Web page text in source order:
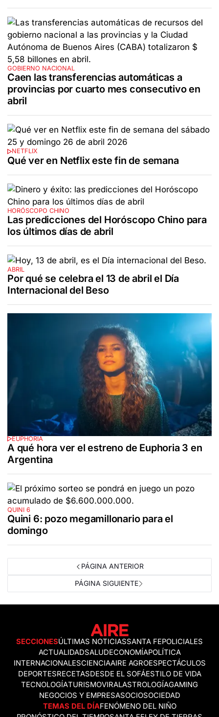
GOBIERNO NACIONAL
Caen las transferencias automáticas a
provincias por cuarto mes consecutivo en
abril
NETFLIX
Qué ver en Netflix este fin de semana
HORÓSCOPO CHINO
Las predicciones del Horóscopo Chino para
los últimos días de abril
ABRIL
Por qué se celebra el 13 de abril el Día
Internacional del Beso
EUPHORIA
A qué hora ver el estreno de Euphoria 3 en
Argentina
QUINI 6
Quini 6: pozo megamillonario para el
domingo
PÁGINA ANTERIOR
PÁGINA SIGUIENTE
SECCIONESÚLTIMAS NOTICIASSANTA FEPOLICIALES
ACTUALIDADSALUDECONOMÍAPOLÍTICA
INTERNACIONALESCIENCIAAIRE AGROESPECTÁCULOS
DEPORTESRECETASDESDE EL SOFÁESTILO DE VIDA
TECNOLOGÍATURISMOVIRALASTROLOGÍAGAMING
NEGOCIOS Y EMPRESASOCIOSOCIEDAD
TEMAS DEL DÍAFENÓMENO DEL NIÑO